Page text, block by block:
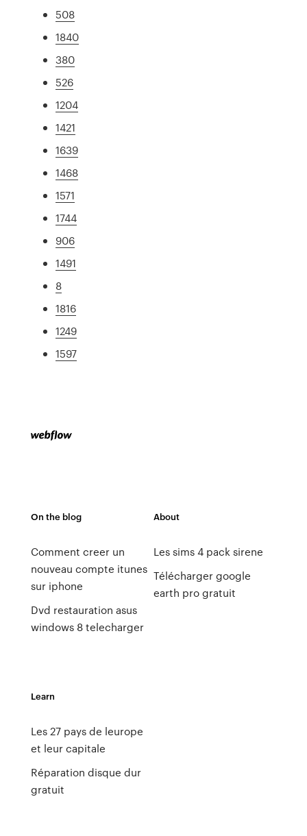
508
1840
380
526
1204
1421
1639
1468
1571
1744
906
1491
8
1816
1249
1597
On the blog
Comment creer un
nouveau compte itunes
sur iphone
Dvd restauration asus
windows 8 telecharger
About
Les sims 4 pack sirene
Télécharger google
earth pro gratuit
Learn
Les 27 pays de leurope
et leur capitale
Réparation disque dur
gratuit